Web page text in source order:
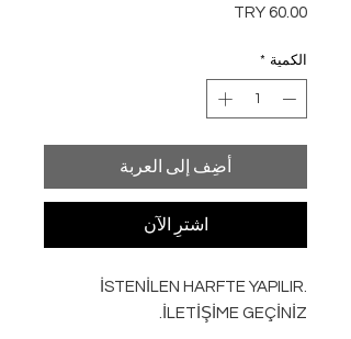
الكمية *
أضِف إلى العربة
اشترِ الآن
İSTENİLEN HARFTE YAPILIR.
İLETİŞİME GEÇİNİZ.